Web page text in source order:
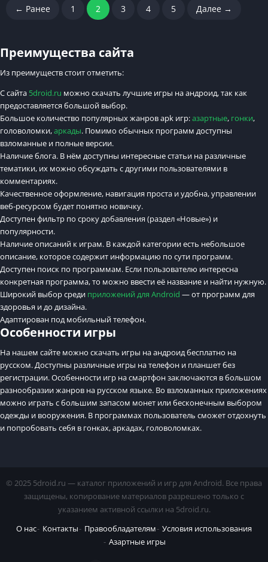
Преимущества сайта
Из преимуществ стоит отметить:
С сайта 5droid.ru можно скачать лучшие игры на андроид, так как
предоставляется большой выбор.
Большое количество популярных жанров apk игр:азартные, гонки,
головоломки,аркады. Помимо обычных программ доступны
взломанные и полные версии.
Наличие блога. В нём доступны интересные статьи на различные
тематики, их можно обсуждать с другими пользователями в
комментариях.
Качественное оформление, навигация проста и удобна, управлении
веб-ресурсом будет понятно новичку.
Доступен фильтр по сроку добавления (раздел «Новые») и
популярности.
Наличие описаний к играм. В каждой категории есть небольшое
описание, которое содержит информацию по сути программ.
Доступен поиск по программам. Если пользователю интересна
конкретная программа, то можно ввести её название и найти нужную.
Широкий выбор среди приложений для Android — от программ для
здоровья и до дизайна.
Адаптирован под мобильный телефон.
Особенности игры
На нашем сайте можно скачать игры на андроид бесплатно на
русском. Доступны различные игры на телефон и планшет без
регистрации. Особенности игр на смартфон заключаются в большом
разнообразии жанров на русском языке. Во взломанных приложениях
можно играть с большим запасом монет или бесконечным выбором
одежды и вооружения. В программах пользователь сможет отдохнуть
и попробовать себя в гонках, аркадах, головоломках.
← Ранее 1 2 3 4 5 Далее →
© 2025 5droid.ru — каталог приложений и игр для Android. Все права
защищены, копирование материалов разрешено только с
указанием активной ссылки на 5droid.ru.
О нас
Контакты Правообладателям
Условия использования
Азартные игры